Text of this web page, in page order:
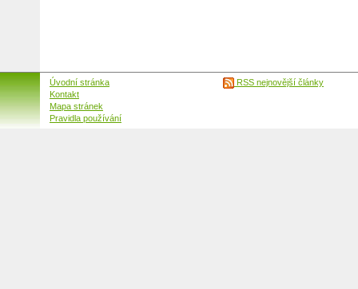
Úvodní stránka
Kontakt
Mapa stránek
Pravidla používání
RSS nejnovější články